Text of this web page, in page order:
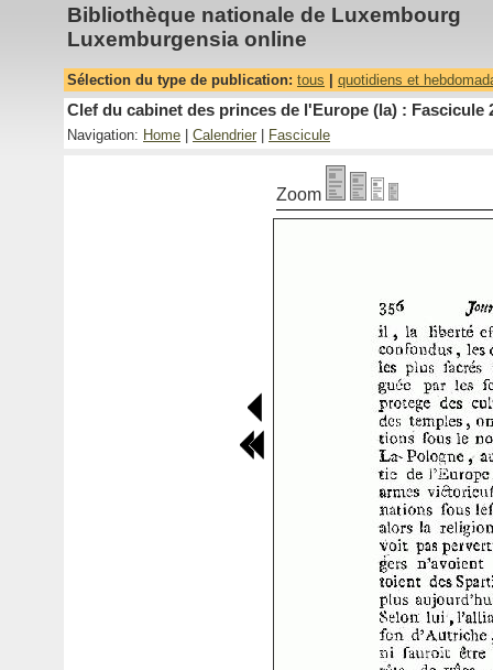
Bibliothèque nationale de Luxembourg
Luxemburgensia online
Sélection du type de publication: tous quotidiens et
Clef du cabinet des princes de l'Europe (la) : Fascicule
Navigation: Home Calendrier Fascicule
Zoom